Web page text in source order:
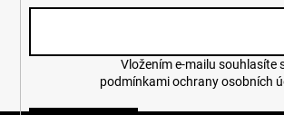
podmínkami ochrany osobních